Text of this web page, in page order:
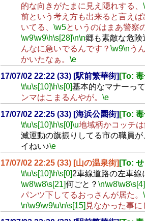
的な向きがたまに見え隠れする、
前という考え方も出来ると言えば
いてる、 \w5というのはまあ警察
\w9\w9\h\s[28]\n\n郷も素敵な危険
んなに急いでるんです？ \w9\n う
かいたなぁ。 \e
17/07/02 22:22 (33) [駅前繁華街] [To:
\t\u\s[10]\h\s[0]基本的なマナーっ
ンマはこまるんやが。 \e
17/07/02 22:25 (33) [海浜公園街] [To:
\t\u\s[10]\h\s[0]\u地域柄かコッチ
滅運動の旗振りしてる市の職員が
イねい♪\e
17/07/02 22:25 (33) [山の温泉街] [To:
\t\u\s[10]\h\s[0]2車線道路の左車
\w8\w8\s[21]何ごと？ \n\w8\w8\s[4]
パンツ下してるおっさんが居た。
\n\w9\w9\u\n\s[15] 見なかった事に